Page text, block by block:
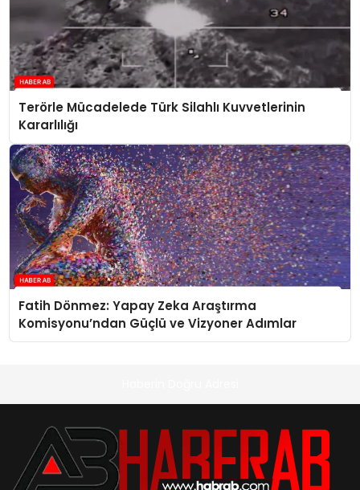
Terörle Mücadelede Türk Silahlı Kuvvetlerinin
Kararlılığı
Fatih Dönmez: Yapay Zeka Araştırma
Komisyonu’ndan Güçlü ve Vizyoner Adımlar